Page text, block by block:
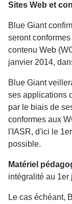
Sites Web et
Blue Giant
seront
contenu Web
janvier 2014,
Blue Giant
ses applications
par le biais de
conformes aux
l'IASR, d'ici le
possible.
Matériel
intégralité au 1er
Le cas échéant,